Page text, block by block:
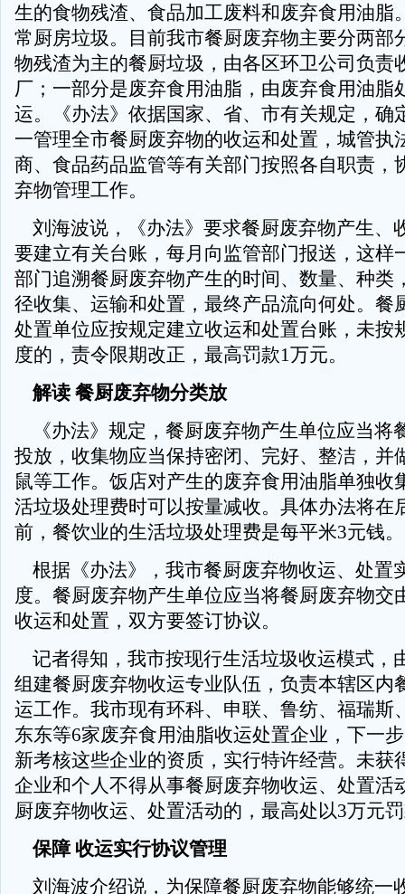
生的食物残渣、食品加工废料和废弃食用油脂
常厨房垃圾。目前我市餐厨废弃物主要分两部
物残渣为主的餐厨垃圾，由各区环卫公司负责
厂；一部分是废弃食用油脂，由废弃食用油脂
运。《办法》依据国家、省、市有关规定，确
一管理全市餐厨废弃物的收运和处置，城管执
商、食品药品监管等有关部门按照各自职责，
弃物管理工作。
刘海波说，《办法》要求餐厨废弃物产生、
要建立有关台账，每月向监管部门报送，这样
部门追溯餐厨废弃物产生的时间、数量、种类
径收集、运输和处置，最终产品流向何处。餐
处置单位应按规定建立收运和处置台账，未按
度的，责令限期改正，最高罚款1万元。
解读 餐厨废弃物分类放
《办法》规定，餐厨废弃物产生单位应当将
投放，收集物应当保持密闭、完好、整洁，并
鼠等工作。饭店对产生的废弃食用油脂单独收
活垃圾处理费时可以按量减收。具体办法将在
前，餐饮业的生活垃圾处理费是每平米3元钱。
根据《办法》，我市餐厨废弃物收运、处置
度。餐厨废弃物产生单位应当将餐厨废弃物交
收运和处置，双方要签订协议。
记者得知，我市按现行生活垃圾收运模式，
组建餐厨废弃物收运专业队伍，负责本辖区内
运工作。我市现有环科、申联、鲁纺、福瑞斯
东东等6家废弃食用油脂收运处置企业，下一
新考核这些企业的资质，实行特许经营。未获
企业和个人不得从事餐厨废弃物收运、处置活
厨废弃物收运、处置活动的，最高处以3万元
保障 收运实行协议管理
刘海波介绍说，为保障餐厨废弃物能够统一